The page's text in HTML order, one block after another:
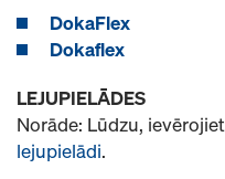
DokaFlex
Dokaflex
LEJUPIELĀDES
Norāde: Lūdzu,
lejupielādi.